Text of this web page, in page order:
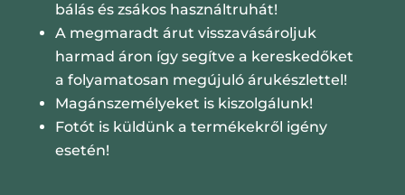
bálás és zsákos használtruhát!
A megmaradt árut visszavásároljuk
harmad áron így segítve a kereskedőket
a folyamatosan megújuló árukészlettel!
Magánszemélyeket is kiszolgálunk!
Fotót is küldünk a termékekről igény
esetén!